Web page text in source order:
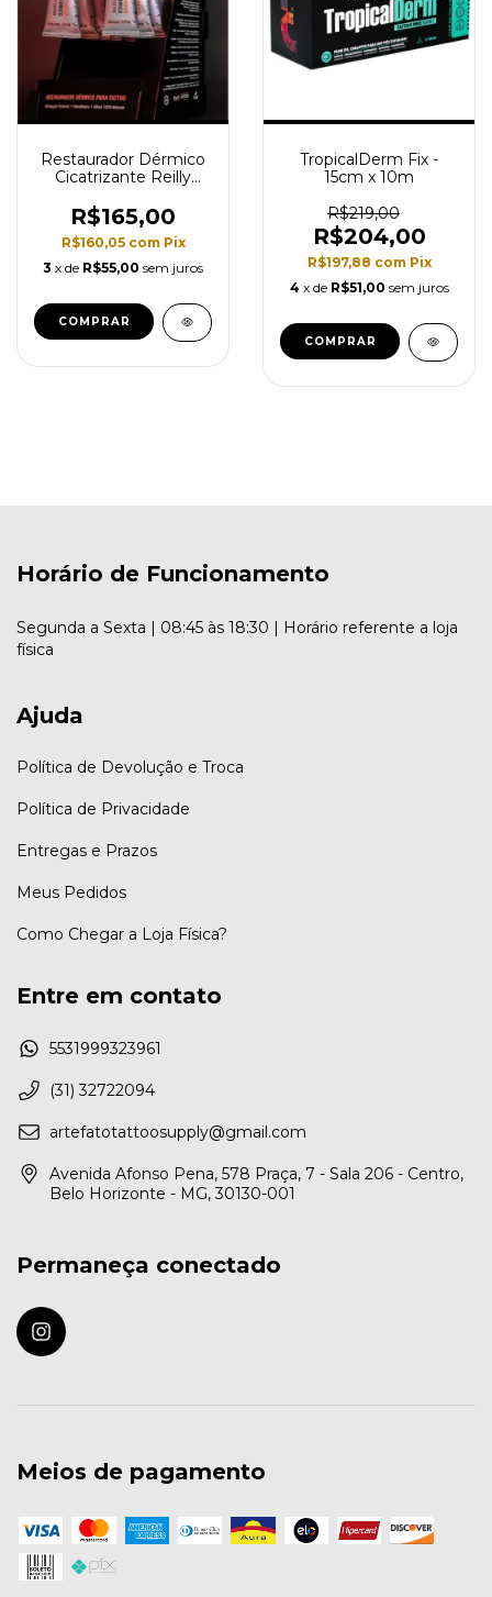
Restaurador Dérmico
Cicatrizante Reilly
R$165,00
R$160,05 com Pix
3 x de R$55,00 sem juros
TropicalDerm Fix -
15cm x 10m
R$219,00
R$204,00
R$197,88 com Pix
4 x de R$51,00 sem juros
Horário de Funcionamento
Segunda a Sexta | 08:45 às 18:30 | Horário referente a loja
física
Ajuda
Política de Devolução e Troca
Política de Privacidade
Entregas e Prazos
Meus Pedidos
Como Chegar a Loja Física?
Entre em contato
5531999323961
(31) 32722094
artefatotattoosupply@gmail.com
Avenida Afonso Pena, 578 Praça, 7 - Sala 206 - Centro,
Belo Horizonte - MG, 30130-001
Permaneça conectado
Meios de pagamento